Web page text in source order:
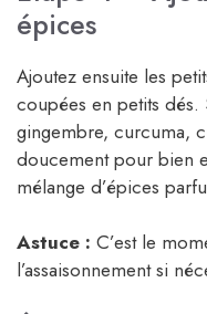
épices
Ajoutez ensuite les
coupées en petits
gingembre, curcuma,
doucement pour bien
mélange d’épices
Astuce : C’est le
l’assaisonnement si